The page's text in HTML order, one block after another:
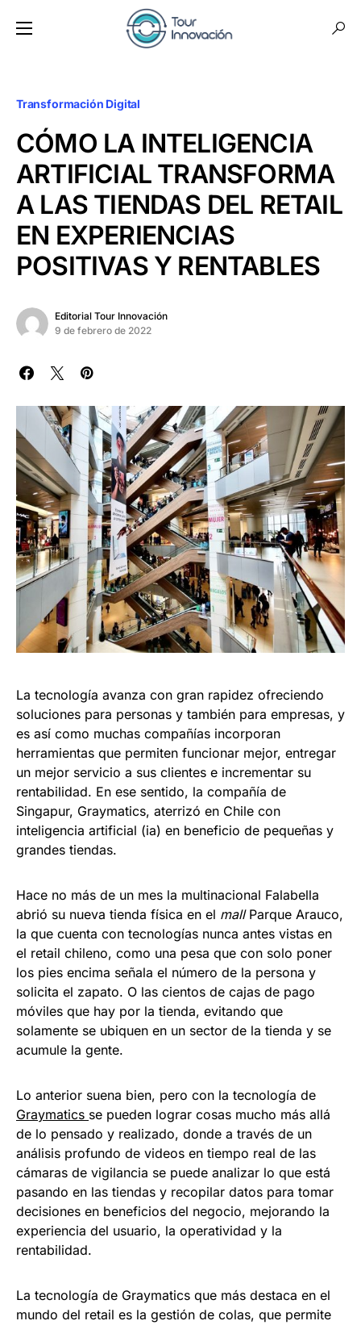
Transformación Digital
CÓMO LA INTELIGENCIA
ARTIFICIAL TRANSFORMA
A LAS TIENDAS DEL RETAIL
EN EXPERIENCIAS
POSITIVAS Y RENTABLES
Editorial Tour Innovación
9 de febrero de 2022
La tecnología avanza con gran rapidez ofreciendo
soluciones para personas y también para empresas, y
es así como muchas compañías incorporan
herramientas que permiten funcionar mejor, entregar
un mejor servicio a sus clientes e incrementar su
rentabilidad. En ese sentido, la compañía de
Singapur, Graymatics, aterrizó en Chile con
inteligencia artificial (ia) en beneficio de pequeñas y
grandes tiendas.
Hace no más de un mes la multinacional Falabella
abrió su nueva tienda física en el mallParque Arauco,
la que cuenta con tecnologías nunca antes vistas en
el retail chileno, como una pesa que con solo poner
los pies encima señala el número de la persona y
solicita el zapato. O las cientos de cajas de pago
móviles que hay por la tienda, evitando que
solamente se ubiquen en un sector de la tienda y se
acumule la gente.
Lo anterior suena bien, pero con la tecnología de
Graymatics se pueden lograr cosas mucho más allá
de lo pensado y realizado, donde a través de un
análisis profundo de videos en tiempo real de las
cámaras de vigilancia se puede analizar lo que está
pasando en las tiendas y recopilar datos para tomar
decisiones en beneficios del negocio, mejorando la
experiencia del usuario, la operatividad y la
rentabilidad.
La tecnología de Graymatics que más destaca en el
mundo del retail es la gestión de colas, que permite